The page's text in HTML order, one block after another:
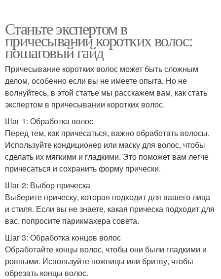
Станьте экспертом в
причесывании коротких волос:
пошаговый гайд
Причесывание коротких волос может быть сложным
делом, особенно если вы не имеете опыта. Но не
волнуйтесь, в этой статье мы расскажем вам, как стать
экспертом в причесывании коротких волос.
Шаг 1: Обработка волос
Перед тем, как причесаться, важно обработать волосы.
Используйте кондиционер или маску для волос, чтобы
сделать их мягкими и гладкими. Это поможет вам легче
причесаться и сохранить форму прически.
Шаг 2: Выбор прическа
Выберите прическу, которая подходит для вашего лица
и стиля. Если вы не знаете, какая прическа подходит для
вас, попросите парикмахера совета.
Шаг 3: Обработка концов волос
Обработайте концы волос, чтобы они были гладкими и
ровными. Используйте ножницы или бритву, чтобы
обрезать концы волос.